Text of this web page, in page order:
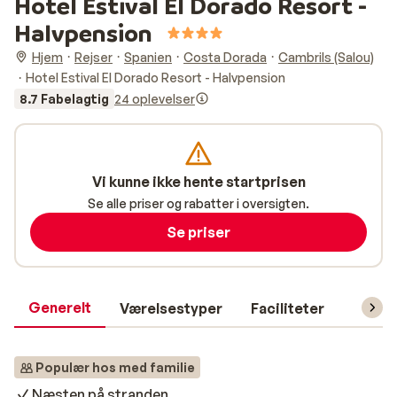
Halvpension
Hjem Rejser Spanien Costa Dorada
Cambrils (Salou)
Hotel Estival El Dorado Resort - Halvpension
8.7 Fabelagtig 24 oplevelser
Generelt Værelsestyper Faciliteter
Populær hos med familie
Vi kunne ikke hente startprisen
Se alle priser og rabatter i oversigten.
Se priser